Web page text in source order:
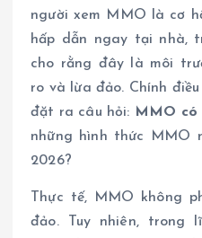
người xem MMO là cơ
hấp dẫn ngay tại nhà,
cho rằng đây là môi
ro và lừa đảo. Chính
đặt ra câu hỏi: MMO
những hình thức MMO
2026?
Thực tế, MMO không
đảo. Tuy nhiên, trong